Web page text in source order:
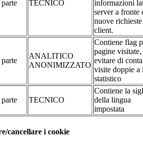
TECNICO
informazioni
server a fronte
nuove
client.
ANALITICO
ANONIMIZZATO
Contiene flag
pagine visitate,
evitare di
visite doppie a
statistico
TECNICO
Contiene la
della lingua
impostata
cancellare i cookie